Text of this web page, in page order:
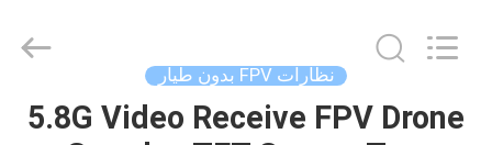
مسكن
Technology
Reserved.
نظارات FPV بدون طيار
5.8G Video Receive FPV Drone